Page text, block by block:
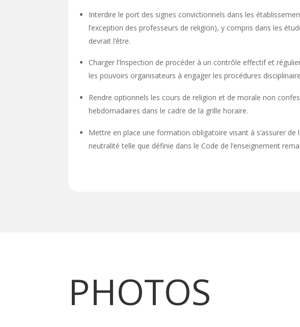
Interdire le port des signes convictionnels dans les
l’exception des professeurs de religion), y compris dans les
devrait l’être.
Charger l’Inspection de procéder à un contrôle effectif et
les pouvoirs organisateurs à engager les procédures
Rendre optionnels les cours de religion et de morale non
hebdomadaires dans le cadre de la grille horaire.
Mettre en place une formation obligatoire visant à s’assurer
neutralité telle que définie dans le Code de l’enseignement
PHOTOS